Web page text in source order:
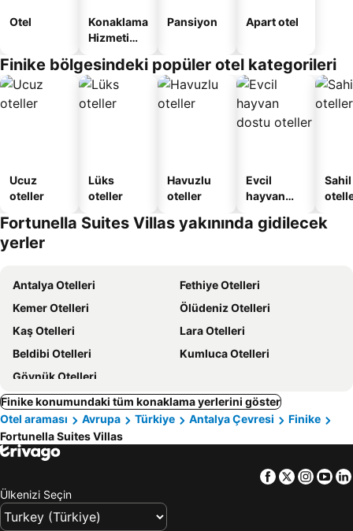
Otel
Konaklama
Hizmeti
Apart
Daire
Pansiyon Apart otel
Finike bölgesindeki popüler otel kategorileri
Ucuz
oteller
Lüks
oteller
Havuzlu
oteller
Evcil
hayvan
oteller
Sahil
Fortunella Suites Villas yakınında gidilecek
yerler
Antalya Otelleri
Fethiye Otelleri
Kemer Otelleri
Ölüdeniz Otelleri
Kaş Otelleri
Lara Otelleri
Beldibi Otelleri
Kumluca Otelleri
Göynük Otelleri
Finike konumundaki tüm konaklama yerlerini göster
Otel araması
Avrupa Türkiye Antalya Çevresi
Finike
Fortunella Suites Villas
Facebook
Twitter
Ülkenizi Seçin